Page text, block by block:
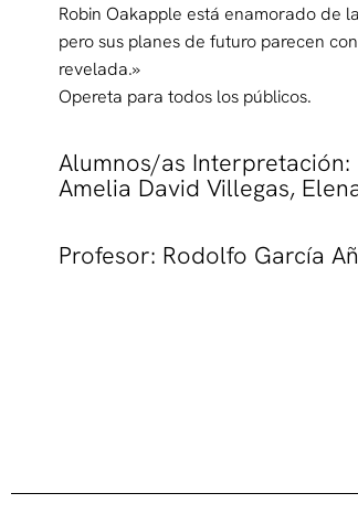
Robin Oakapple está enamorado de
pero sus planes de futuro parecen
revelada.»
Opereta para todos los públicos.
Alumnos/as Interpretación:
Amelia David Villegas,
Profesor: Rodolfo García